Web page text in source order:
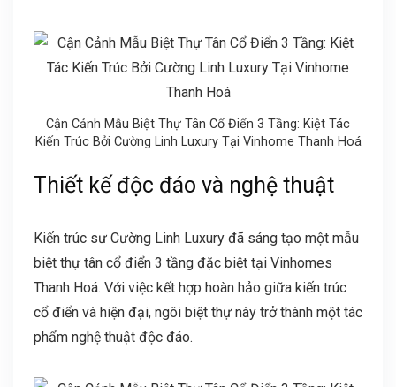
Cận Cảnh Mẫu Biệt Thự Tân Cổ Điển 3 Tầng: Kiệt Tác
Kiến Trúc Bởi Cường Linh Luxury Tại Vinhome Thanh Hoá
Thiết kế độc đáo và nghệ thuật
Kiến trúc sư Cường Linh Luxury đã sáng tạo một mẫu
biệt thự tân cổ điển 3 tầng đặc biệt tại Vinhomes
Thanh Hoá. Với việc kết hợp hoàn hảo giữa kiến trúc
cổ điển và hiện đại, ngôi biệt thự này trở thành một tác
phẩm nghệ thuật độc đáo.